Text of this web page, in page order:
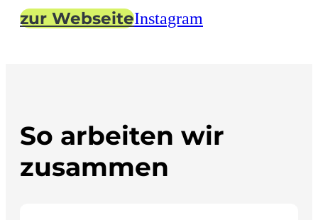
zur WebseiteInstagram
So arbeiten wir
zusammen